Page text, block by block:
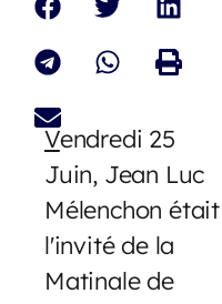
Vendredi 25
Juin, Jean Luc
Mélenchon était
l'invité de la
Matinale de